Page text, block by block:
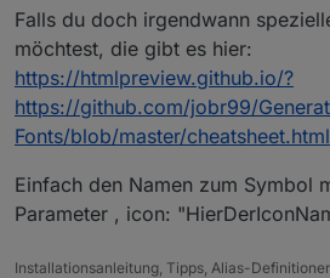
Falls du doch irgendwann
möchtest, die gibt es hier:
https://htmlpreview.github.io/?
https://github.com/jobr99/
Fonts/blob/master/cheatsheet.html
Einfach den Namen zum Symbol
Parameter , icon:
Installationsanleitung, Tipps, Alias-